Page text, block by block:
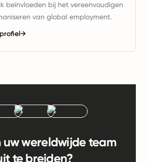
beïnvloeden bij het vereenvoudigen
van global employment.
→
uw wereldwijde team
te breiden?